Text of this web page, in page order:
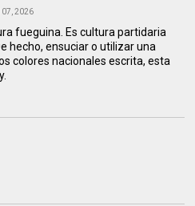
2026
fueguina. Es cultura partidaria
hecho, ensuciar o utilizar una
colores nacionales escrita, esta